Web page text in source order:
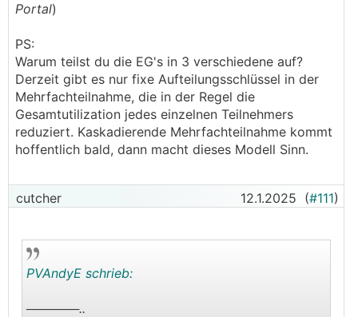
Portal)
PS:
Warum teilst du die EG's in 3 verschiedene auf?
Derzeit gibt es nur fixe Aufteilungsschlüssel in der
Mehrfachteilnahme, die in der Regel die
Gesamtutilization jedes einzelnen Teilnehmers
reduziert. Kaskadierende Mehrfachteilnahme kommt
hoffentlich bald, dann macht dieses Modell Sinn.
cutcher 12.1.2025 (#111)
PVAndyE schrieb:
──────..